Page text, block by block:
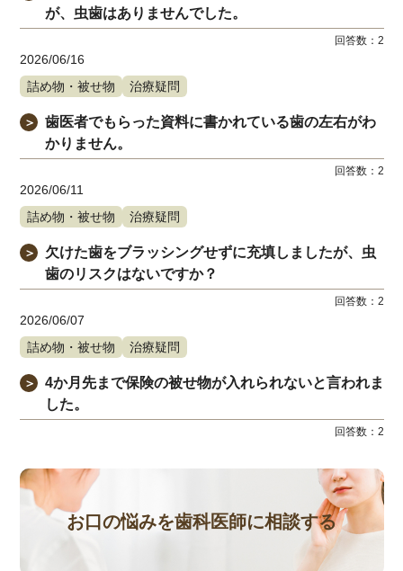
が、虫歯はありませんでした。
回答数： 2
2026/06/16
詰め物・被せ物
治療疑問
＞
歯医者でもらった資料に書かれている歯の左右がわ
かりません。
回答数： 2
2026/06/11
詰め物・被せ物
治療疑問
＞
欠けた歯をブラッシングせずに充填しましたが、虫
歯のリスクはないですか？
回答数： 2
2026/06/07
詰め物・被せ物
治療疑問
＞
4か月先まで保険の被せ物が入れられないと言われま
した。
回答数： 2
お口の悩みを歯科医師に相談する